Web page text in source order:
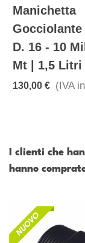
Manichetta
D. 16 - 10
Mt | 1,5 Litri
130,00 € (IVA
I clienti che
hanno